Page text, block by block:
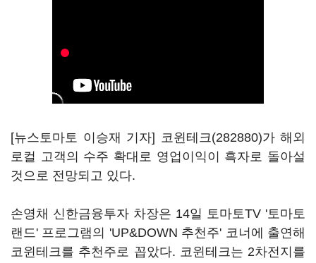
[뉴스토마토 이승재 기자] 코윈테크(282880)가 해외
로컬 고객의 수주 확대로 영업이익이 흑자로 돌아설
것으로 전망되고 있다.
손영채 신한금융투자 차장은 14일 토마토TV '토마토
랜드' 프로그램의 'UP&DOWN 추천주' 코너에 출연해
코윈테크를 추천주로 꼽았다. 코윈테크는 2차전지를